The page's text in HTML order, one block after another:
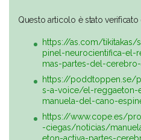
Questo articolo è stato verificato
https://as.com/
pinel-neurocientifica-el-
mas-partes-del-
https://poddtoppen.se/
s-a-voice/el-reggaeton-
manuela-del-cano-
https://www.cope.es/
-ciegas/noticias/